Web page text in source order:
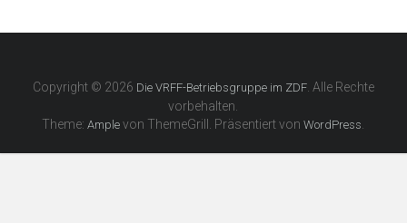
Copyright © 2026 Die VRFF-Betriebsgruppe im ZDF. Alle Rechte
vorbehalten.
Theme:Ample von ThemeGrill. Präsentiert vonWordPress